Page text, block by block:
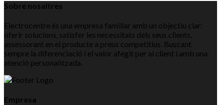
Sobre nosaltres
Electrocentre és una empresa familiar amb un objectiu clar:
oferir solucions, satisfer les necessitats dels seus clients,
assessorant en el producte a preus competitius. Buscant
sempre la diferenciació i el valor afegit per al client i amb una
atenció personalitzada.
Empresa